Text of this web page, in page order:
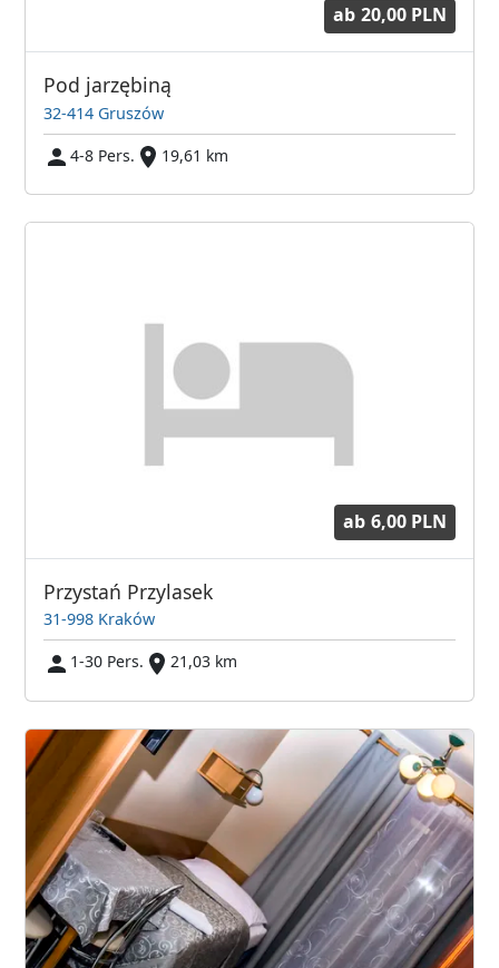
ab 20,00 PLN
Pod jarzębiną
32-414 Gruszów
4-8 Pers.
19,61 km
ab 6,00 PLN
Przystań Przylasek
31-998 Kraków
1-30 Pers.
21,03 km